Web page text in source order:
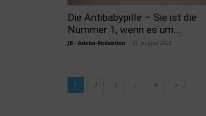
Die Antibabypille – Sie ist die
Nummer 1, wenn es um...
JB - Adeba-Redaktion 31. August 2021
1 2 3 ... 8